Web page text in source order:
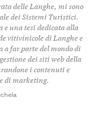
delle Langhe, mi sono
dei Sistemi Turistici.
e una tesi dedicata alla
vitivinicole di Langhe e
a far parte del mondo di
dei siti web della
i contenuti e
di marketing.